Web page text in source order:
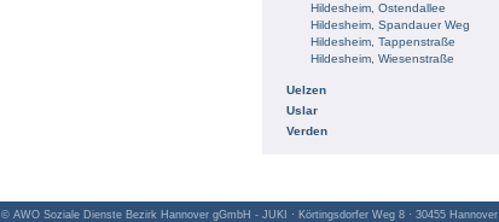
Hildesheim, Ostendallee
Hildesheim, Spandauer Weg
Hildesheim, Tappenstraße
Hildesheim, Wiesenstraße
Uelzen
Uslar
Verden
© AWO Soziale Dienste Bezirk Hannover gGmbH - JUKI · Körtingsdorfer Weg 8 · 30455 Hannover